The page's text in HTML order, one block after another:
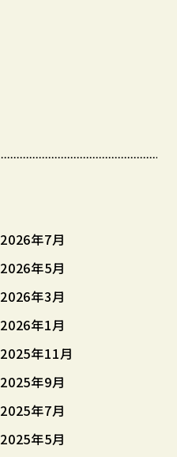
2026年7月
2026年5月
2026年3月
2026年1月
2025年11月
2025年9月
2025年7月
2025年5月